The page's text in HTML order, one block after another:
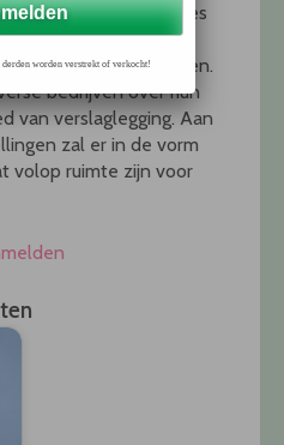
break-out sessies
verschillende
tips & handvatten.
bedrijven over hun
van verslaglegging. Aan
zal er in de vorm
volop ruimte zijn voor
worden verstrekt of verkocht!